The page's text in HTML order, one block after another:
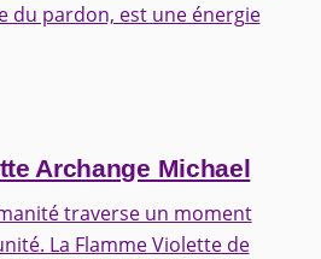
du pardon, est une énergie
Archange Michael
traverse un moment
La Flamme Violette de